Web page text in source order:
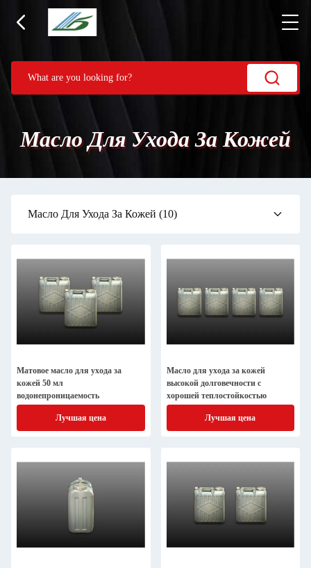
Масло Для Ухода За Кожей
Масло Для Ухода За Кожей (10)
Матовое масло для ухода за
кожей 50 мл
водонепроницаемость
Лучшая цена
Масло для ухода за кожей
высокой долговечности с
хорошей теплостойкостью
Лучшая цена